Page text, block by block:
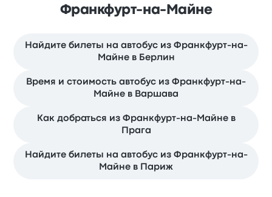
Франкфурт-на-Майне
Найдите билеты на автобус из Франкфурт-на-
Майне в Берлин
Время и стоимость автобус из Франкфурт-на-
Майне в Варшава
Как добраться из Франкфурт-на-Майне в
Прага
Найдите билеты на автобус из Франкфурт-на-
Майне в Париж